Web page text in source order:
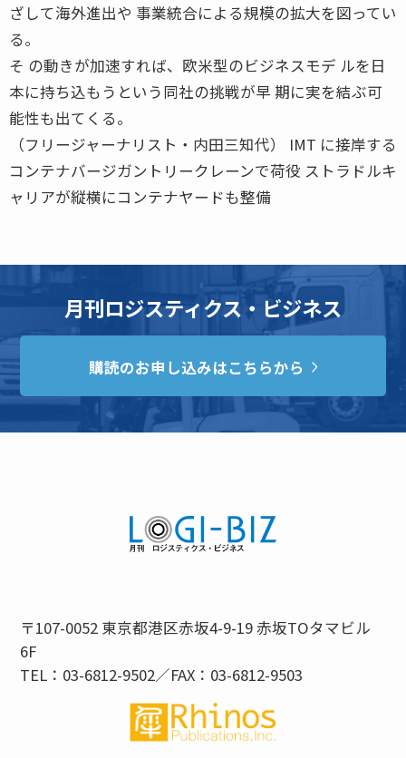
ざして海外進出や 事業統合による規模の拡大を図ってい
る。
そ の動きが加速すれば、欧米型のビジネスモデ ルを日
本に持ち込もうという同社の挑戦が早 期に実を結ぶ可
能性も出てくる。
（フリージャーナリスト・内田三知代） IMT に接岸する
コンテナバージガントリークレーンで荷役 ストラドルキ
ャリアが縦横にコンテナヤードも整備
月刊ロジスティクス・ビジネス
購読のお申し込みはこちらから
〒107-0052 東京都港区赤坂4-9-19 赤坂TOタマビル
6F
TEL：03-6812-9502／FAX：03-6812-9503